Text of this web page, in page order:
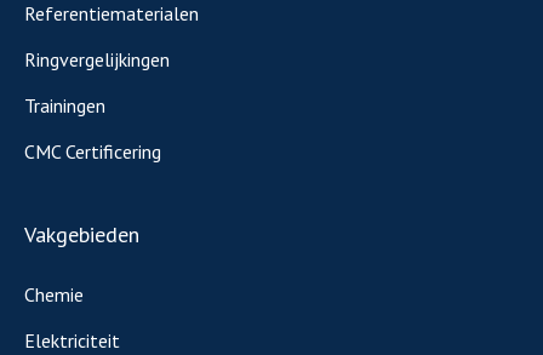
Referentiematerialen
Ringvergelijkingen
Trainingen
CMC Certificering
Vakgebieden
Chemie
Elektriciteit